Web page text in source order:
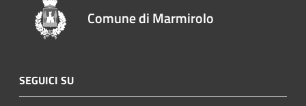
Comune di Marmirolo
SEGUICI SU